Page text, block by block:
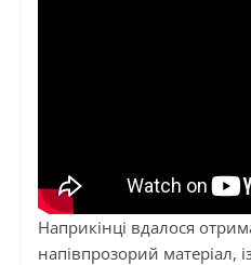
Наприкінці вдалося
напівпрозорий матеріал,